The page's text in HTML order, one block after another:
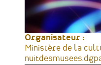
Organisateur :
Ministère de la
Courriel